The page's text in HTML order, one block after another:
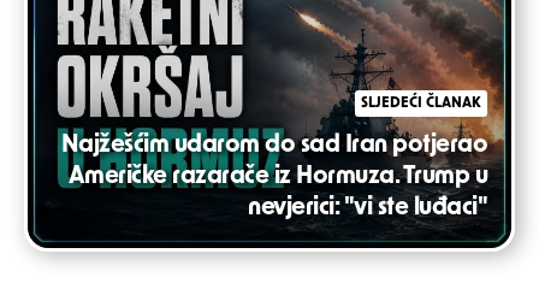
SLJEDEĆI ČLANAK
Najžešćim udarom do sad Iran potjerao
Američke razarače iz Hormuza. Trump u
nevjerici: "vi ste luđaci"